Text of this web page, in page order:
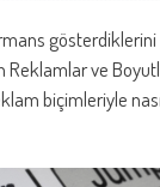
ve
biçimleriyle